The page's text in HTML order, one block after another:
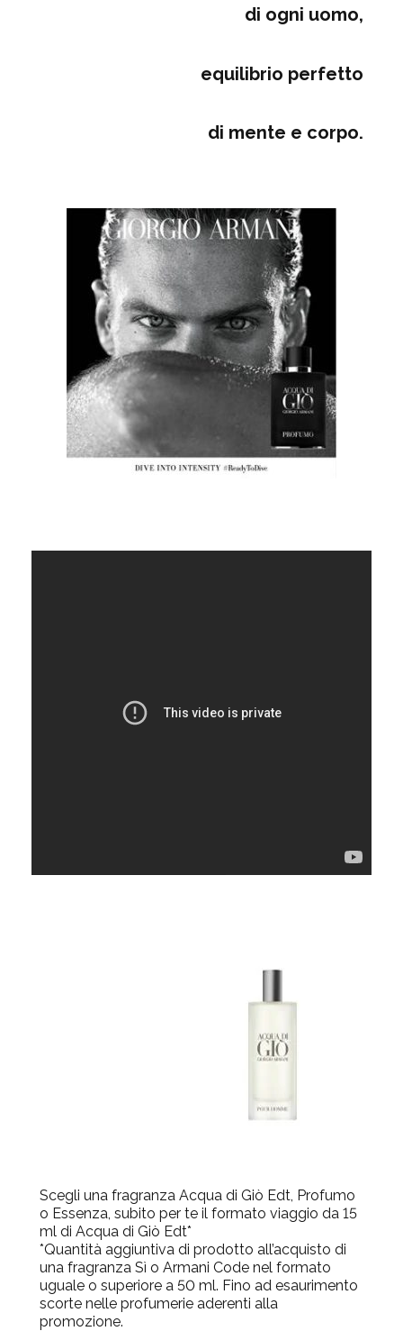
di ogni uomo,
equilibrio perfetto
di mente e corpo.
Scegli una fragranza Acqua di Giò Edt, Profumo
o Essenza, subito per te il formato viaggio da 15
ml di Acqua di Giò Edt*
*Quantità aggiuntiva di prodotto all’acquisto di
una fragranza Sì o Armani Code nel formato
uguale o superiore a 50 ml. Fino ad esaurimento
scorte nelle profumerie aderenti alla
promozione.